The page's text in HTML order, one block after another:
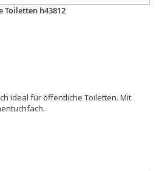
h43812
ideal für öffentliche Toiletten. Mit